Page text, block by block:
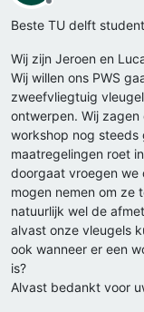
Offline
Beste TU delft
Wij zijn Jeroen en
Wij willen ons PWS
zweefvliegtuig
ontwerpen. Wij
workshop nog steeds
maatregelingen roet
doorgaat vroegen we
mogen nemen om ze
natuurlijk wel de
alvast onze vleugels
ook wanneer er een
is?
Alvast bedankt voor